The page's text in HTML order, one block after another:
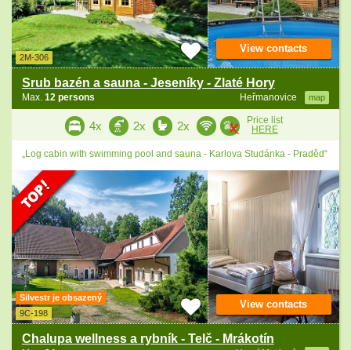
2M-306
Srub bazén a sauna - Jeseníky - Zlaté Hory
Heřmanovice map
Max. 12 persons
View contacts
4x 2x 2x
Price list
HERE
„Log cabin with swimming pool and sauna - Karlova Studánka - Praděd“
Silvestr je obsazený
9C-198
Chalupa wellness a rybník - Telč - Mrákotín
View contacts